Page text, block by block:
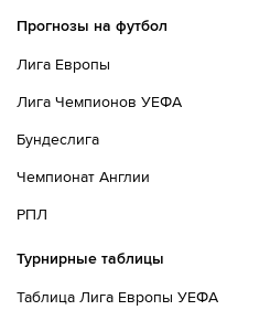
Прогнозы на футбол
Лига Европы
Лига Чемпионов УЕФА
Бундеслига
Чемпионат Англии
РПЛ
Турнирные таблицы
Таблица Лига Европы УЕФА